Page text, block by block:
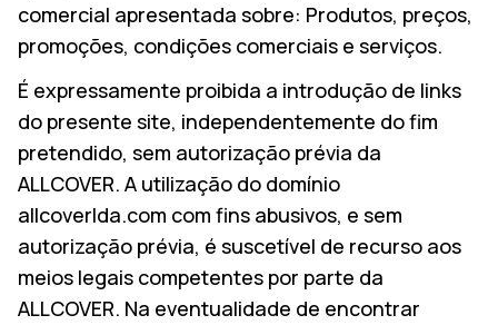
comercial apresentada sobre: Produtos, preços,
promoções, condições comerciais e serviços.
É expressamente proibida a introdução de links
do presente site, independentemente do fim
pretendido, sem autorização prévia da
ALLCOVER. A utilização do domínio
allcoverlda.com com fins abusivos, e sem
autorização prévia, é suscetível de recurso aos
meios legais competentes por parte da
ALLCOVER. Na eventualidade de encontrar